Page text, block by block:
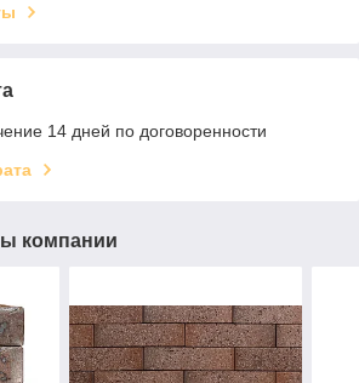
14 дней по договоренности
компании